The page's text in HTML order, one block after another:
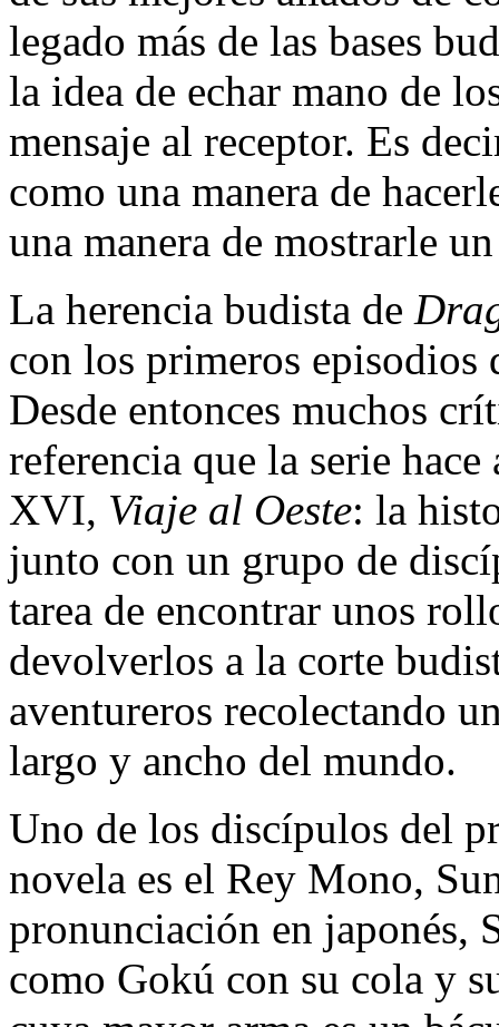
legado más de las bases
la idea de echar mano de
mensaje al receptor. Es
como una manera de
una manera de mostrarle
La herencia budista de
con los primeros episodios
Desde entonces muchos
referencia que la serie
XVI, Viaje al Oeste: la
junto con un grupo de
tarea de encontrar unos
devolverlos a la corte
aventureros recolectando
largo y ancho del mundo.
Uno de los discípulos del
novela es el Rey Mono,
pronunciación en
como Gokú con su cola y